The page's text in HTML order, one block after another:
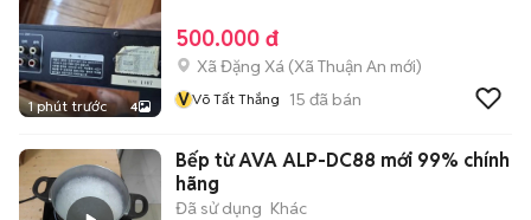
1 phút trước 4
500.000 đ
Xã Đặng Xá (Xã Thuận An mới)
VVõ Tất Thắng 15 đã bán
Bếp từ AVA ALP-DC88 mới 99% chính
hãng
Đã sử dụng Khác